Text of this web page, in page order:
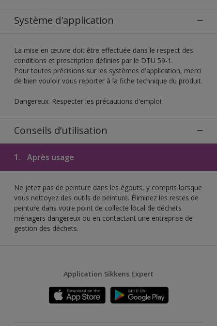
Système d'application
La mise en œuvre doit être effectuée dans le respect des
conditions et prescription définies par le DTU 59-1.
Pour toutes précisions sur les systèmes d'application, merci
de bien vouloir vous reporter à la fiche technique du produit.
Dangereux. Respecter les précautions d'emploi.
Conseils d’utilisation
1. Après usage
Ne jetez pas de peinture dans les égouts, y compris lorsque
vous nettoyez des outils de peinture. Éliminez les restes de
peinture dans votre point de collecte local de déchets
ménagers dangereux ou en contactant une entreprise de
gestion des déchets.
Application Sikkens Expert